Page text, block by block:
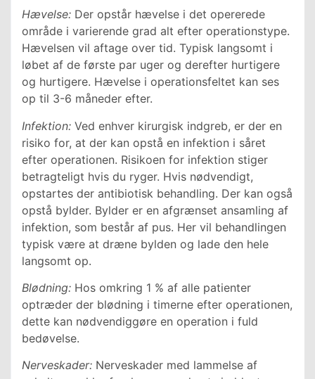
Hævelse: Der opstår hævelse i det opererede
område i varierende grad alt efter operationstype.
Hævelsen vil aftage over tid. Typisk langsomt i
løbet af de første par uger og derefter hurtigere
og hurtigere. Hævelse i operationsfeltet kan ses
op til 3-6 måneder efter.
Infektion: Ved enhver kirurgisk indgreb, er der en
risiko for, at der kan opstå en infektion i såret
efter operationen. Risikoen for infektion stiger
betragteligt hvis du ryger. Hvis nødvendigt,
opstartes der antibiotisk behandling. Der kan også
opstå bylder. Bylder er en afgrænset ansamling af
infektion, som består af pus. Her vil behandlingen
typisk være at dræne bylden og lade den hele
langsomt op.
Blødning: Hos omkring 1 % af alle patienter
optræder der blødning i timerne efter operationen,
dette kan nødvendiggøre en operation i fuld
bedøvelse.
Nerveskader: Nerveskader med lammelse af